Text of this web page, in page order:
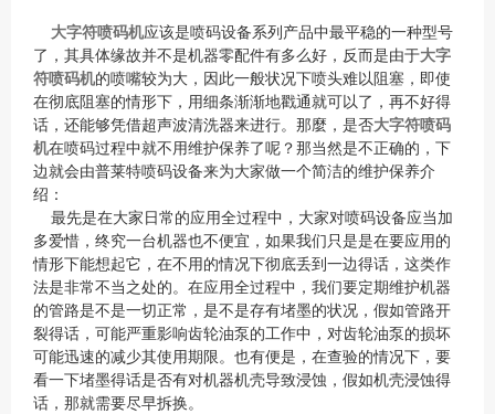
大字符喷码机应该是喷码设备系列产品中最平稳的一种型号
了，其具体缘故并不是机器零配件有多么好，反而是由于大字
符喷码机的喷嘴较为大，因此一般状况下喷头难以阻塞，即使
在彻底阻塞的情形下，用细条渐渐地戳通就可以了，再不好得
话，还能够凭借超声波清洗器来进行。那麼，是否大字符喷码
机在喷码过程中就不用维护保养了呢？那当然是不正确的，下
边就会由普莱特喷码设备来为大家做一个简洁的维护保养介
绍：
最先是在大家日常的应用全过程中，大家对喷码设备应当加
多爱惜，终究一台机器也不便宜，如果我们只是是在要应用的
情形下能想起它，在不用的情况下彻底丢到一边得话，这类作
法是非常不当之处的。在应用全过程中，我们要定期维护机器
的管路是不是一切正常，是不是存有堵墨的状况，假如管路开
裂得话，可能严重影响齿轮油泵的工作中，对齿轮油泵的损坏
可能迅速的减少其使用期限。也有便是，在查验的情况下，要
看一下堵墨得话是否有对机器机壳导致浸蚀，假如机壳浸蚀得
话，那就需要尽早拆换。